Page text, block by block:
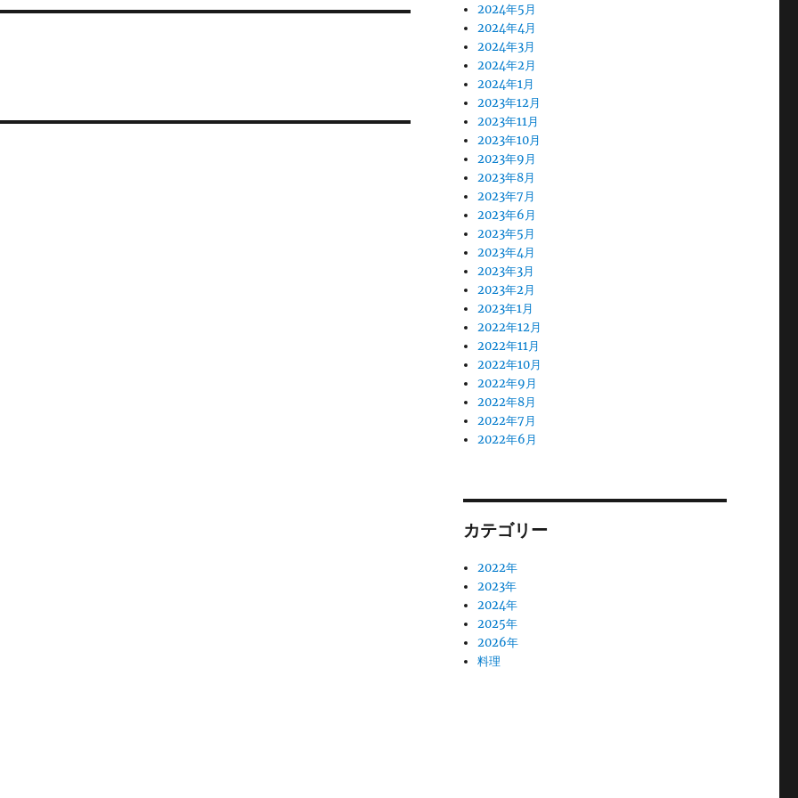
2024年5月
2024年4月
2024年3月
2024年2月
2024年1月
2023年12月
2023年11月
2023年10月
2023年9月
2023年8月
2023年7月
2023年6月
2023年5月
2023年4月
2023年3月
2023年2月
2023年1月
2022年12月
2022年11月
2022年10月
2022年9月
2022年8月
2022年7月
2022年6月
カテゴリー
2022年
2023年
2024年
2025年
2026年
料理